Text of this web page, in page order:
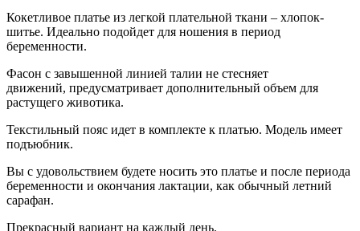
Кокетливое платье из легкой плательной ткани – хлопок-
шитье. Идеально подойдет для ношения в период
беременности.
Фасон с завышенной линией талии не стесняет
движений, предусматривает дополнительный объем для
растущего животика.
Текстильный пояс идет в комплекте к платью. Модель имеет
подъюбник.
Вы с удовольствием будете носить это платье и после периода
беременности и окончания лактации, как обычный летний
сарафан.
Прекрасный вариант на каждый день.